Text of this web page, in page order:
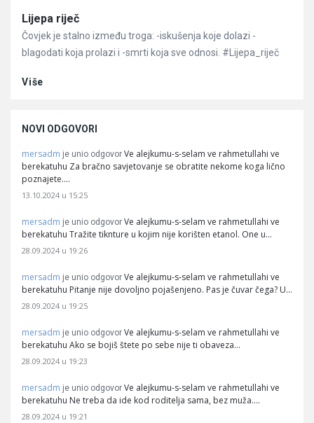
Članci
Lijepa riječ
Čovjek je stalno između troga: -iskušenja koje dolazi -
blagodati koja prolazi i -smrti koja sve odnosi. #Lijepa_riječ
Više
NOVI ODGOVORI
mersadm je unio odgovor Ve alejkumu-s-selam ve rahmetullahi ve
berekatuhu Za bračno savjetovanje se obratite nekome koga lično
poznajete.…
13.10.2024 u 15:25
mersadm je unio odgovor Ve alejkumu-s-selam ve rahmetullahi ve
berekatuhu Tražite tiknture u kojim nije korišten etanol. One u…
28.09.2024 u 19:26
mersadm je unio odgovor Ve alejkumu-s-selam ve rahmetullahi ve
berekatuhu Pitanje nije dovoljno pojašenjeno. Pas je čuvar čega? U…
28.09.2024 u 19:25
mersadm je unio odgovor Ve alejkumu-s-selam ve rahmetullahi ve
berekatuhu Ako se bojiš štete po sebe nije ti obaveza…
28.09.2024 u 19:23
mersadm je unio odgovor Ve alejkumu-s-selam ve rahmetullahi ve
berekatuhu Ne treba da ide kod roditelja sama, bez muža.…
28.09.2024 u 19:21